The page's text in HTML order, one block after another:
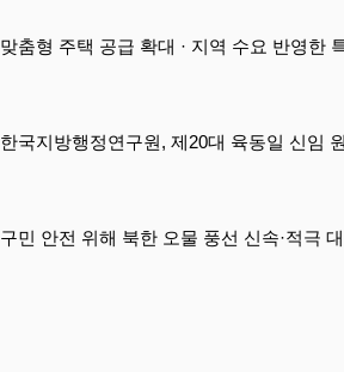
맞춤형 주택 공급 확대 · 지역 수요 반영한
한국지방행정연구원, 제20대 육동일 신임
구민 안전 위해 북한 오물 풍선 신속·적극 대